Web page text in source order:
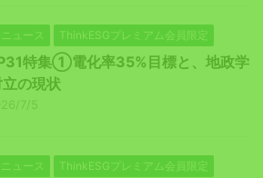
ュース ThinkESGプレミアム会員限定
特集①電化率35%目標と、地政学
の現状
7/5
ュース ThinkESGプレミアム会員限定